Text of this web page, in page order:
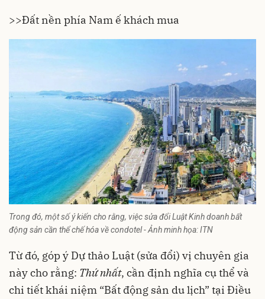
>>Đất nền phía Nam ế khách mua
Trong đó, một số ý kiến cho rằng, việc sửa đổi Luật Kinh doanh bất
động sản cần thể chế hóa về condotel - Ảnh minh họa: ITN
Từ đó, góp ý Dự thảo Luật (sửa đổi) vị chuyên gia
này cho rằng: Thứ nhất, cần định nghĩa cụ thể và
chi tiết khái niệm “Bất động sản du lịch” tại Điều